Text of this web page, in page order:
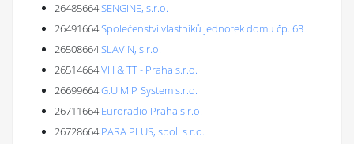
26485664SENGINE, s.r.o.
26491664Společenství vlastníků jednotek domu čp. 63
26508664SLAVIN, s.r.o.
26514664VH & TT - Praha s.r.o.
26699664G.U.M.P. System s.r.o.
26711664 Euroradio Praha s.r.o.
26728664 PARA PLUS, spol. s r.o.